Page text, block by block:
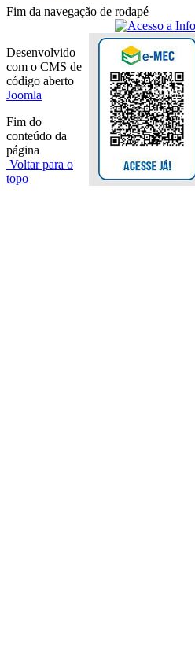
Fim da navegação de rodapé
Desenvolvido
com o CMS de
código aberto
Joomla
Fim do
conteúdo da
página
Voltar para o
topo